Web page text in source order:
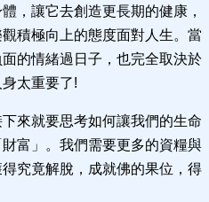
，讓它去創造更長期的健康，
積極向上的態度面對人生。當
的情緒過日子，也完全取決於
太重要了!
來就要思考如何讓我們的生命
富」。我們需要更多的資糧與
究竟解脫，成就佛的果位，得